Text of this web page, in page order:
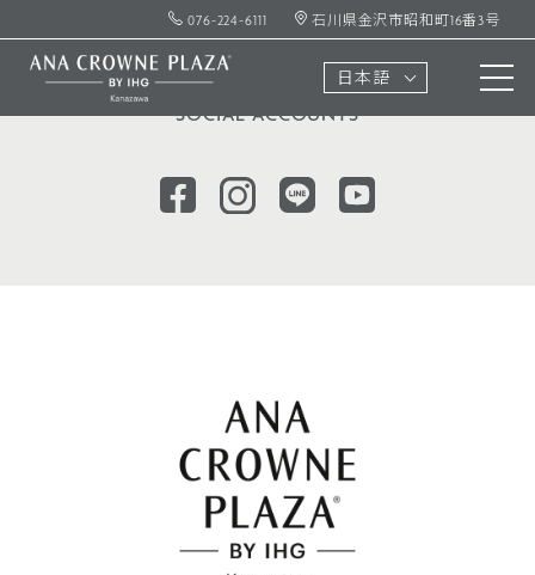
076-224-6111 石川県金沢市昭和町16番3号
日本語
ソーシャル アカウント
SOCIAL ACCOUNTS